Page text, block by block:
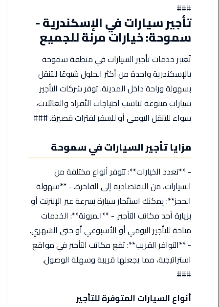
مطار
العالمين
ليموزين
مطار
العرب
اسكندرية
ليموزين
مطار
العرب
الاسكندرية
ليموزين
القاهرة
مطار
العرب
ليموزين
مطار
###
تأجير سيارات في الإسكندرية -
سموحة: خيارات مرنة للجميع
تُعتبر خدمات تأجير السيارات في منطقة سموحة
بالإسكندرية واحدة من أكثر الحلول شيوعًا للتنقل
بسهولة وراحة داخل المدينة. توفر شركات التأجير
سيارات متنوعة تناسب احتياجات الأفراد والعائلات،
سواء للتنقل اليومي أو للسفر لفترات قصيرة. ###
مزايا تأجير السيارات في سموحة
- **تعدد الخيارات**: تتوفر أنواع مختلفة من
السيارات، من الاقتصادية إلى الفاخرة. - **سهولة
الحجز**: يمكنك استئجار سيارة بسرعة عبر الإنترنت أو
بزيارة أحد مكاتب التأجير. - **المرونة**: الخدمات
متاحة للتأجير اليومي أو الأسبوعي أو حتى الشهري.
- **التوافر القريب**: تقع مكاتب التأجير في مواقع
استراتيجية، مما يجعلها قريبة وسهلة الوصول.
###
أنواع السيارات المتوفرة للتأجير